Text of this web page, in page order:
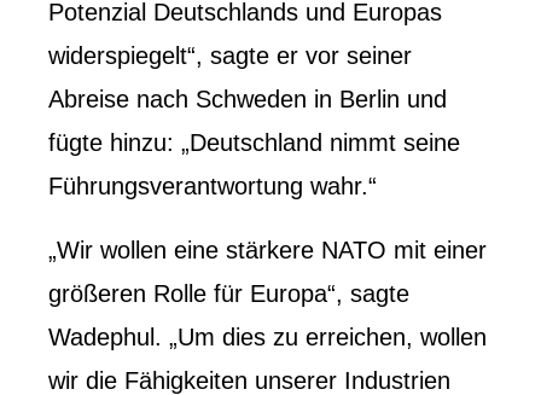
Potenzial Deutschlands und Europas
widerspiegelt“, sagte er vor seiner
Abreise nach Schweden in Berlin und
fügte hinzu: „Deutschland nimmt seine
Führungsverantwortung wahr.“
„Wir wollen eine stärkere NATO mit einer
größeren Rolle für Europa“, sagte
Wadephul. „Um dies zu erreichen, wollen
wir die Fähigkeiten unserer Industrien